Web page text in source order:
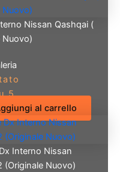
Nissan Qashqai (
Nuovo)
5
al carrello
Interno Nissan
(Originale Nuovo)